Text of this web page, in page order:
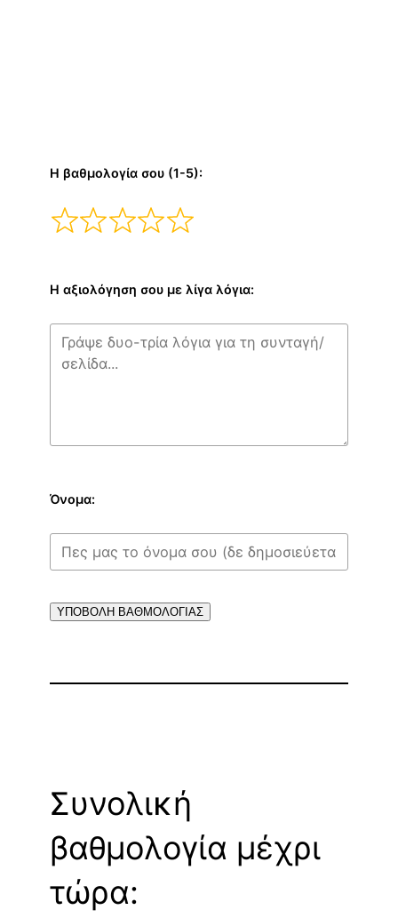
Η βαθμολογία σου (1-5):
Η αξιολόγηση σου με λίγα λόγια:
Όνομα:
ΥΠΟΒΟΛΗ ΒΑΘΜΟΛΟΓΙΑΣ
Συνολική
βαθμολογία μέχρι
τώρα: